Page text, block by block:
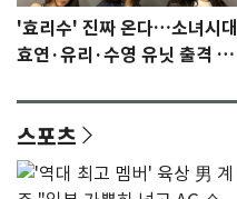
'효리수' 진짜 온다…소녀시대
효연·유리·수영 유닛 출격 [N
스포츠